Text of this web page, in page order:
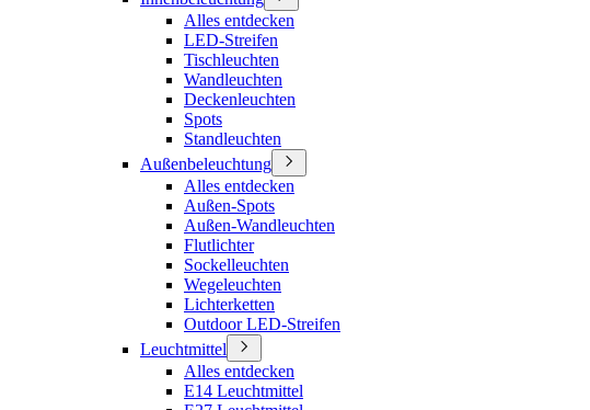
Alles entdecken
LED-Streifen
Tischleuchten
Wandleuchten
Deckenleuchten
Spots
Standleuchten
Außenbeleuchtung
Alles entdecken
Außen-Spots
Außen-Wandleuchten
Flutlichter
Sockelleuchten
Wegeleuchten
Lichterketten
Outdoor LED-Streifen
Leuchtmittel
Alles entdecken
E14 Leuchtmittel